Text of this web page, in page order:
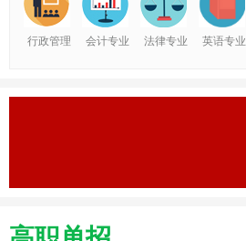
行政管理 会计专业 法律专业 英语专业